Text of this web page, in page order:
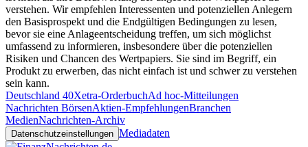
verstehen. Wir empfehlen Interessenten und potenziellen Anlegern
den Basisprospekt und die Endgültigen Bedingungen zu lesen,
bevor sie eine Anlageentscheidung treffen, um sich möglichst
umfassend zu informieren, insbesondere über die potenziellen
Risiken und Chancen des Wertpapiers. Sie sind im Begriff, ein
Produkt zu erwerben, das nicht einfach ist und schwer zu verstehen
sein kann.
Deutschland 40Xetra-OrderbuchAd hoc-Mitteilungen
Nachrichten BörsenAktien-EmpfehlungenBranchen
MedienNachrichten-Archiv
Datenschutzeinstellungen Mediadaten